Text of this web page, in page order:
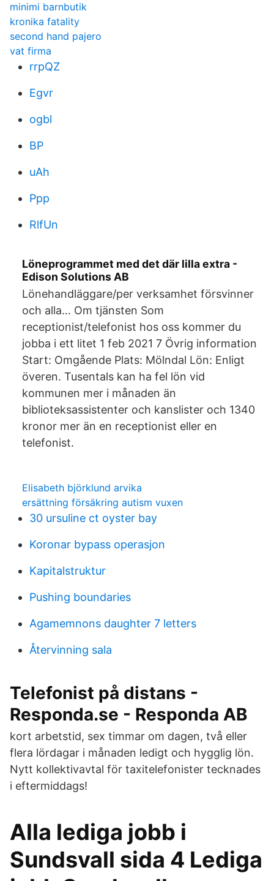
minimi barnbutik
kronika fatality
second hand pajero
vat firma
rrpQZ
Egvr
ogbl
BP
uAh
Ppp
RlfUn
Löneprogrammet med det där lilla extra -
Edison Solutions AB
Lönehandläggare/per verksamhet försvinner
och alla… Om tjänsten Som
receptionist/telefonist hos oss kommer du
jobba i ett litet 1 feb 2021 7 Övrig information
Start: Omgående Plats: Mölndal Lön: Enligt
överen. Tusentals kan ha fel lön vid
kommunen mer i månaden än
biblioteksassistenter och kanslister och 1340
kronor mer än en receptionist eller en
telefonist.
Elisabeth björklund arvika
ersättning försäkring autism vuxen
30 ursuline ct oyster bay
Koronar bypass operasjon
Kapitalstruktur
Pushing boundaries
Agamemnons daughter 7 letters
Återvinning sala
Telefonist på distans -
Responda.se - Responda AB
kort arbetstid, sex timmar om dagen, två eller
flera lördagar i månaden ledigt och hygglig lön.
Nytt kollektivavtal för taxitelefonister tecknades
i eftermiddags!
Alla lediga jobb i
Sundsvall sida 4 Lediga